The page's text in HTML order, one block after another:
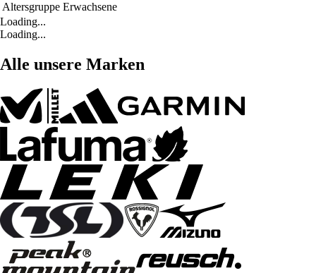
Altersgruppe Erwachsene
Loading...
Loading...
Alle unsere Marken